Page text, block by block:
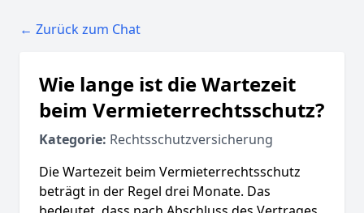
← Zurück zum Chat
Wie lange ist die Wartezeit
beim Vermieterrechtsschutz?
Kategorie: Rechtsschutzversicherung
Die Wartezeit beim Vermieterrechtsschutz
beträgt in der Regel drei Monate. Das